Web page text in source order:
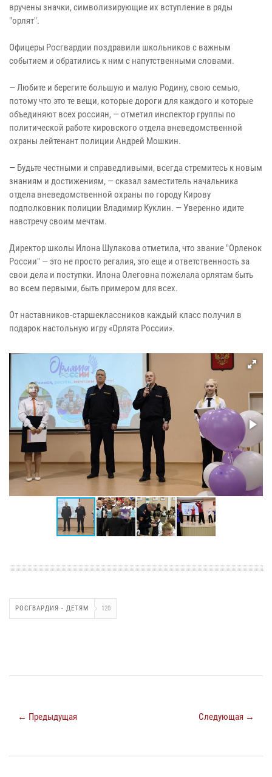
вручены значки, символизирующие их вступление в ряды
"орлят".
Офицеры Росгвардии поздравили школьников с важным
событием и обратились к ним с напутственными словами.
— Любите и берегите большую и малую Родину, свою семью,
потому что это те вещи, которые дороги для каждого и которые
объединяют всех россиян, — отметил инспектор группы по
политической работе кировского отдела вневедомственной
охраны лейтенант полиции Андрей Мошкин.
— Будьте честными и справедливыми, всегда стремитесь к новым
знаниям и достижениям, — сказал заместитель начальника
отдела вневедомственной охраны по городу Кирову
подполковник полиции Владимир Куклин. — Уверенно идите
навстречу своим мечтам.
Директор школы Илона Шулакова отметила, что звание "Орленок
России" — это не просто регалия, это еще и ответственность за
свои дела и поступки. Илона Олеговна пожелала орлятам быть
во всем первыми, быть примером для всех.
От наставников-старшеклассников каждый класс получил в
подарок настольную игру «Орлята России».
РОСГВАРДИЯ - ДЕТЯМ 120
← Предыдущая Следующая →